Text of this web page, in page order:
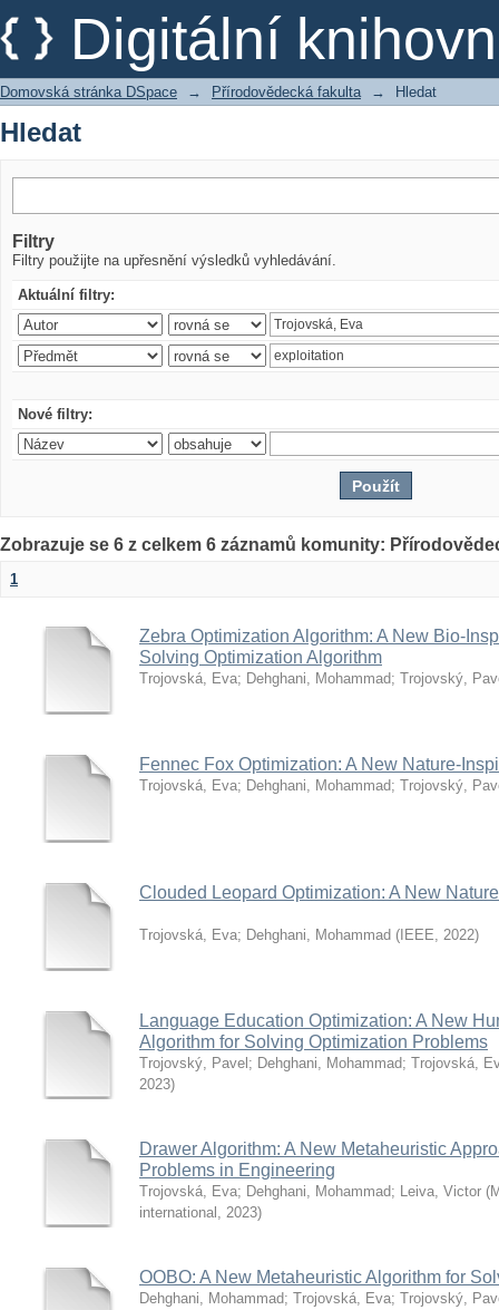
Digitální
Hledat
Domovská stránka DSpace → Přírodovědecká fakulta → Hledat
Hledat
Filtry
Filtry použijte na upřesnění výsledků vyhledávání.
Aktuální filtry:
Nové filtry:
Zobrazuje se 6 z celkem 6 záznamů komunity:
1
Zebra Optimization Algorithm: A New Bio-
Solving Optimization Algorithm
Trojovská, Eva; Dehghani, Mohammad; Trojovský,
Fennec Fox Optimization: A New Nature-
Trojovská, Eva; Dehghani, Mohammad; Trojovský,
Clouded Leopard Optimization: A New
Trojovská, Eva; Dehghani, Mohammad ( IEEE, 2022)
Language Education Optimization: A New
Algorithm for Solving Optimization Problems
Trojovský, Pavel ; Dehghani, Mohammad; Trojovská,
2023)
Drawer Algorithm: A New Metaheuristic
Problems in Engineering
Trojovská, Eva; Dehghani, Mohammad; Leiva, Victor (
international , 2023)
OOBO: A New Metaheuristic Algorithm for
Dehghani, Mohammad; Trojovská, Eva; Trojovský,